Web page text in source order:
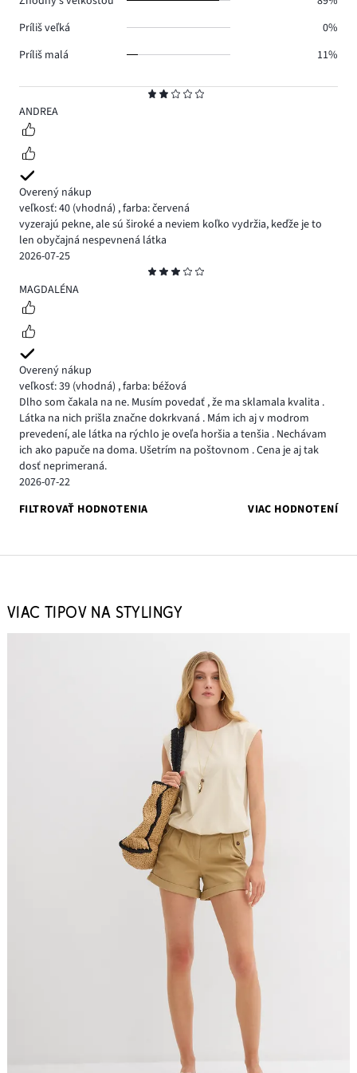
2
ANDREA
Overený nákup
veľkosť: 40 (vhodná) ,farba: červená
vyzerajú pekne, ale sú široké a neviem koľko vydržia, keďže je to
len obyčajná nespevnená látka
2026-07-25
3
MAGDALÉNA
Overený nákup
veľkosť: 39 (vhodná) ,farba: béžová
Dlho som čakala na ne. Musím povedať , že ma sklamala kvalita .
Látka na nich prišla značne dokrkvaná . Mám ich aj v modrom
prevedení, ale látka na rýchlo je oveľa horšia a tenšia . Nechávam
ich ako papuče na doma. Ušetrím na poštovnom . Cena je aj tak
dosť neprimeraná.
2026-07-22
FILTROVAŤ HODNOTENIA
VIAC HODNOTENÍ
Príliš veľká
0%
Príliš malá
11%
VIAC TIPOV NA STYLINGY